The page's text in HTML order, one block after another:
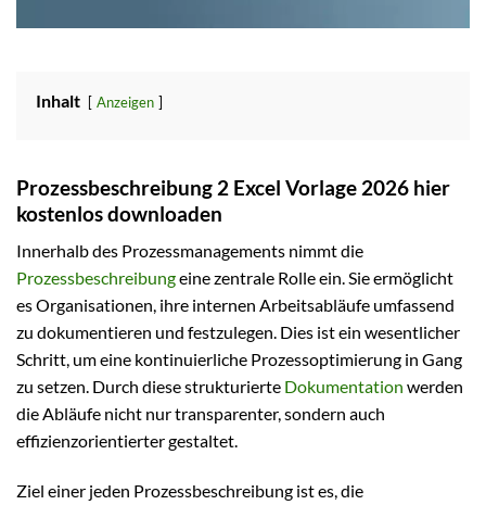
Inhalt Anzeigen
Prozessbeschreibung 2 Excel Vorlage 2026 hier
kostenlos downloaden
Innerhalb des Prozessmanagements nimmt die
Prozessbeschreibungeine zentrale Rolle ein. Sie ermöglicht
es Organisationen, ihre internen Arbeitsabläufe umfassend
zu dokumentieren und festzulegen. Dies ist ein wesentlicher
Schritt, um eine kontinuierliche Prozessoptimierung in Gang
zu setzen. Durch diese strukturierte Dokumentation werden
die Abläufe nicht nur transparenter, sondern auch
effizienzorientierter gestaltet.
Ziel einer jeden Prozessbeschreibung ist es, die